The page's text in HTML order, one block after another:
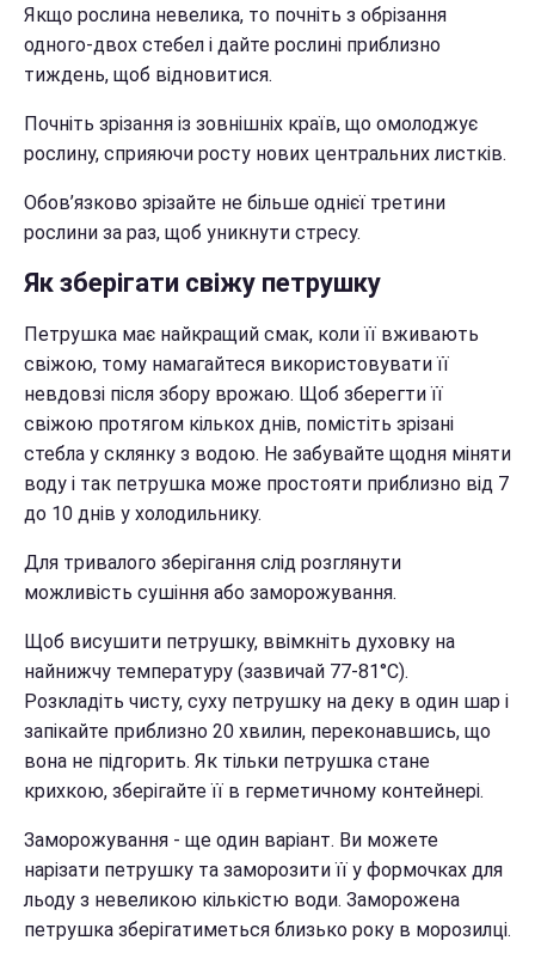
Якщо рослина невелика, то почніть з обрізання
одного-двох стебел і дайте рослині приблизно
тиждень, щоб відновитися.
Почніть зрізання із зовнішніх країв, що омолоджує
рослину, сприяючи росту нових центральних листків.
Обов’язково зрізайте не більше однієї третини
рослини за раз, щоб уникнути стресу.
Як зберігати свіжу петрушку
Петрушка має найкращий смак, коли її вживають
свіжою, тому намагайтеся використовувати її
невдовзі після збору врожаю. Щоб зберегти її
свіжою протягом кількох днів, помістіть зрізані
стебла у склянку з водою. Не забувайте щодня міняти
воду і так петрушка може простояти приблизно від 7
до 10 днів у холодильнику.
Для тривалого зберігання слід розглянути
можливість сушіння або заморожування.
Щоб висушити петрушку, ввімкніть духовку на
найнижчу температуру (зазвичай 77-81°C).
Розкладіть чисту, суху петрушку на деку в один шар і
запікайте приблизно 20 хвилин, переконавшись, що
вона не підгорить. Як тільки петрушка стане
крихкою, зберігайте її в герметичному контейнері.
Заморожування - ще один варіант. Ви можете
нарізати петрушку та заморозити її у формочках для
льоду з невеликою кількістю води. Заморожена
петрушка зберігатиметься близько року в морозилці.